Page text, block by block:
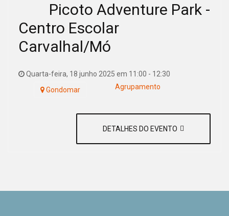
Picoto Adventure Park -
Centro Escolar
Carvalhal/Mó
Quarta-feira, 18 junho 2025 em 11:00 - 12:30
Gondomar
Agrupamento
DETALHES DO EVENTO